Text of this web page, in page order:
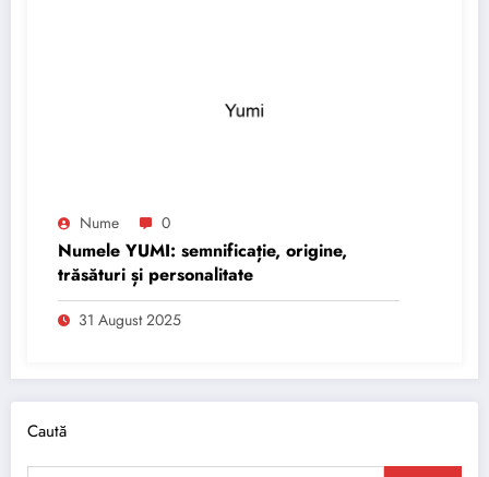
Nume 0
Numele YUMI: semnificație, origine,
trăsături și personalitate
31 August 2025
Caută